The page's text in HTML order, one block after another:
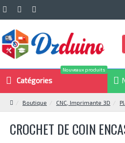
Catégories
Nouveaux produits
Boutique CNC, Imprimante 3D
CROCHET DE COIN